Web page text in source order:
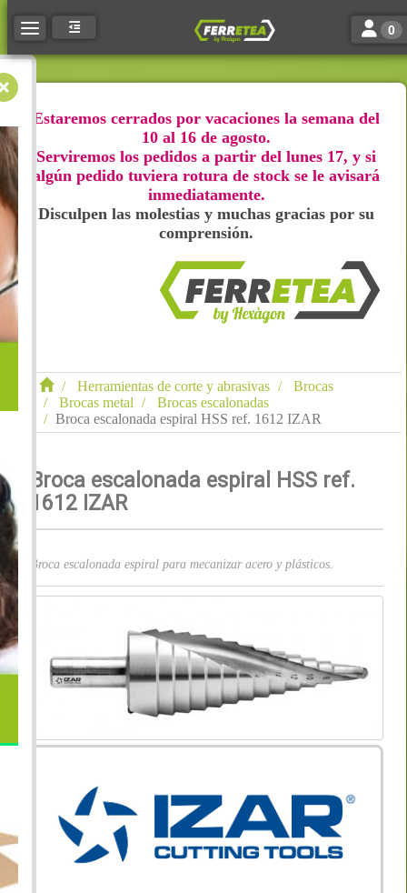
Toggle navigation Toggle
0
Estaremos cerrados por vacaciones la semana del
10 al 16 de agosto.
Serviremos los pedidos a partir del lunes 17, y si
algún pedido tuviera rotura de stock se le avisará
inmediatamente.
Disculpen las molestias y muchas gracias por su
comprensión.
Herramientas de corte y abrasivas
Brocas
Brocas metal
Brocas escalonadas
Broca escalonada espiral HSS ref. 1612 IZAR
Broca escalonada espiral HSS ref.
1612 IZAR
Broca escalonada espiral para mecanizar acero y plásticos.